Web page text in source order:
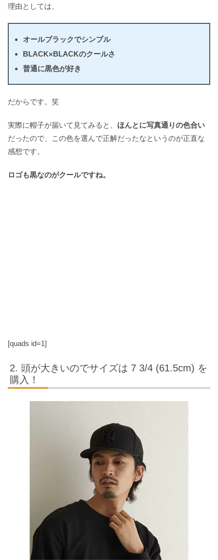
理由としては、
オールブラックでシンプル
BLACK×BLACKのクールさ
普通に黒色が好き
だからです。笑
実際に帽子が届いて見てみると、 ほんとに写真通りの色合い
だったので、この色を選んで正解だったなというのが正直な
感想です。
ロゴも黒なのがクールですね。
[quads id=1]
頭が大きいのでサイズは 7 3/4 (61.5cm) を
購入！